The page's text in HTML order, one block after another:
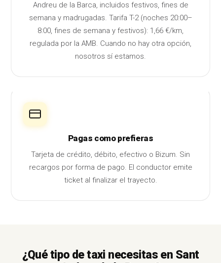
Andreu de la Barca, incluidos festivos, fines de
semana y madrugadas. Tarifa T-2 (noches 20:00–
8:00, fines de semana y festivos): 1,66 €/km,
regulada por la AMB. Cuando no hay otra opción,
nosotros sí estamos.
Pagas como prefieras
Tarjeta de crédito, débito, efectivo o Bizum. Sin
recargos por forma de pago. El conductor emite
ticket al finalizar el trayecto.
¿Qué tipo de taxi necesitas en Sant